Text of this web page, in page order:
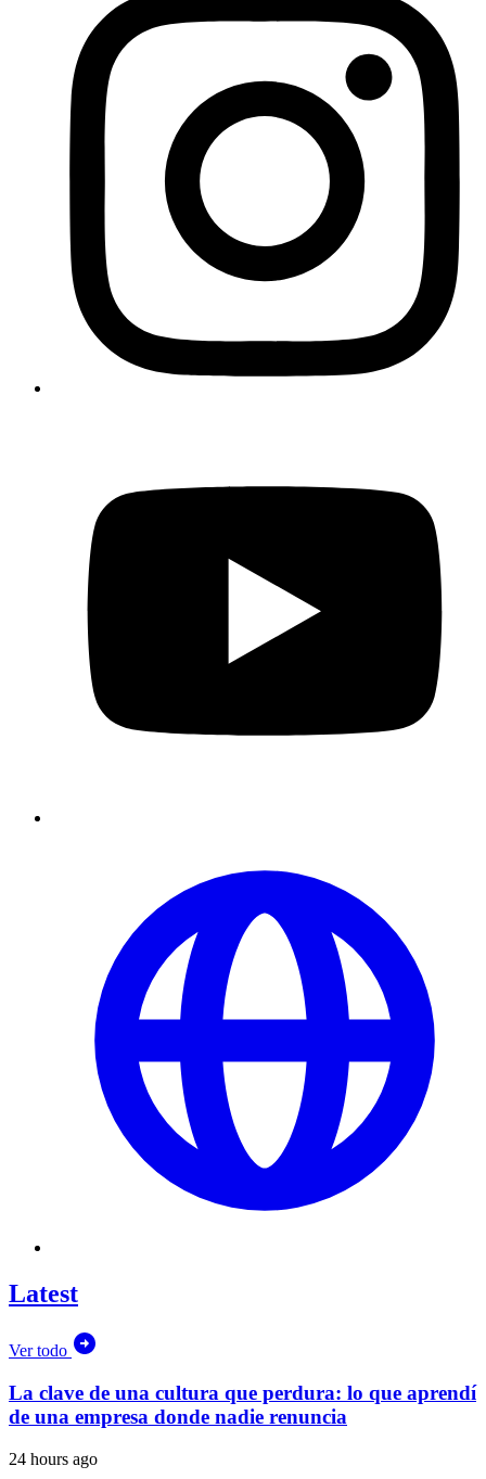
Latest
Ver todo
La clave de una cultura que perdura: lo que aprendí
de una empresa donde nadie renuncia
24 hours ago